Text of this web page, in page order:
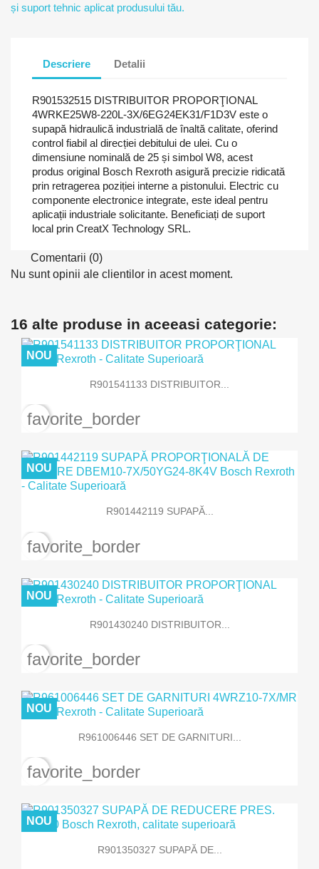
și suport tehnic aplicat produsului tău.
Descriere Detalii
R901532515 DISTRIBUITOR PROPORŢIONAL
4WRKE25W8-220L-3X/6EG24EK31/F1D3V este o
supapă hidraulică industrială de înaltă calitate, oferind
control fiabil al direcției debitului de ulei. Cu o
dimensiune nominală de 25 și simbol W8, acest
produs original Bosch Rexroth asigură precizie ridicată
prin retragerea poziției interne a pistonului. Electric cu
componente electronice integrate, este ideal pentru
aplicații industriale solicitante. Beneficiați de suport
local prin CreatX Technology SRL.
Comentarii (0)
Nu sunt opinii ale clientilor in acest moment.
16 alte produse in aceeasi categorie:
R901541133 DISTRIBUITOR...
NOU
favorite_border
R901442119 SUPAPĂ...
NOU
favorite_border
R901430240 DISTRIBUITOR...
NOU
favorite_border
R961006446 SET DE GARNITURI...
NOU
favorite_border
R901350327 SUPAPĂ DE...
NOU